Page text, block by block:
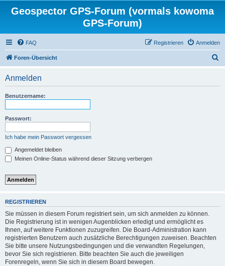
Geospector GPS-Forum (vormals kowoma
GPS-Forum)
FAQ Anmelden
Registrieren
Foren-Übersicht
Anmelden
Benutzername:
Passwort:
Ich habe mein Passwort vergessen
Angemeldet bleiben
Meinen Online-Status während dieser Sitzung verbergen
REGISTRIEREN
Sie müssen in diesem Forum registriert sein, um sich anmelden zu können.
Die Registrierung ist in wenigen Augenblicken erledigt und ermöglicht es
Ihnen, auf weitere Funktionen zuzugreifen. Die Board-Administration kann
registrierten Benutzern auch zusätzliche Berechtigungen zuweisen. Beachten
Sie bitte unsere Nutzungsbedingungen und die verwandten Regelungen,
bevor Sie sich registrieren. Bitte beachten Sie auch die jeweiligen
Forenregeln, wenn Sie sich in diesem Board bewegen.